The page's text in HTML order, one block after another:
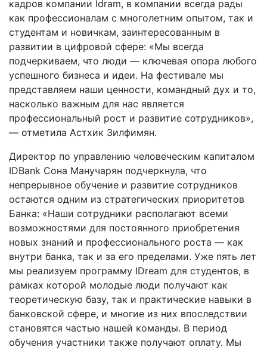
кадров компании Idram, в компании всегда рады
как профессионалам с многолетним опытом, так и
студентам и новичкам, заинтересованным в
развитии в цифровой сфере: «Мы всегда
подчеркиваем, что люди — ключевая опора любого
успешного бизнеса и идеи. На фестивале мы
представляем наши ценности, командный дух и то,
насколько важным для нас является
профессиональный рост и развитие сотрудников»,
— отметила Астхик Зилфимян․
Директор по управлению человеческим капиталом
IDBank Сона Манучарян подчеркнула, что
непрерывное обучение и развитие сотрудников
остаются одним из стратегических приоритетов
Банка: «Наши сотрудники располагают всеми
возможностями для постоянного приобретения
новых знаний и профессионального роста — как
внутри банка, так и за его пределами. Уже пять лет
мы реализуем программу IDream для студентов, в
рамках которой молодые люди получают как
теоретическую базу, так и практические навыки в
банковской сфере, и многие из них впоследствии
становятся частью нашей команды. В период
обучения участники также получают оплату. Мы